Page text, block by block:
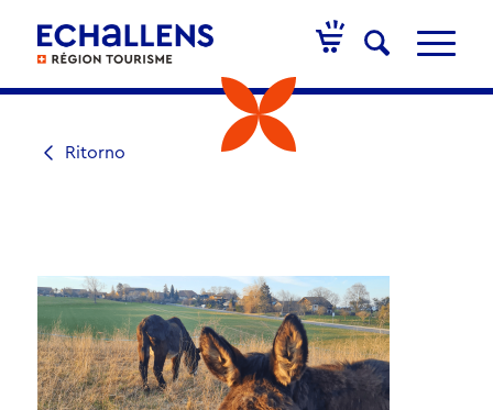
Ritorno